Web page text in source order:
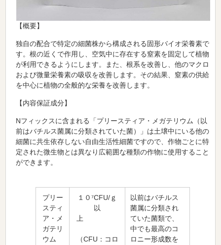
【概要】
独自の配合で特定の細菌株から構成される固形バイオ栄養素で
す。根の近くで作用し、空気中に存在する窒素を固定して植物
が利用できるようにします。また、根系を改善し、他のマクロ
および微量栄養素の吸収を改善します。その結果、窒素の供給
を中心に植物の全般的な栄養を改善します。
【内容保証成分】
Nフィックスに含まれる「プリースティア・メガテリウム（以
前はバチルス菌属に分類されていた菌）」は土壌中にいる他の
細菌に共生依存しない自由生活性細菌ですので、作物ごとに特
定された微生物とは異なり広範囲な種類の作物に使用すること
ができます。
プリー
スティ
ア・メ
ガテリ
ウム
１０⁷CFU/ｇ
以
上
（CFU：コロ
以前はバチルス
菌属に分類され
ていた菌類で、
中でも最高のコ
ロニー形成数を